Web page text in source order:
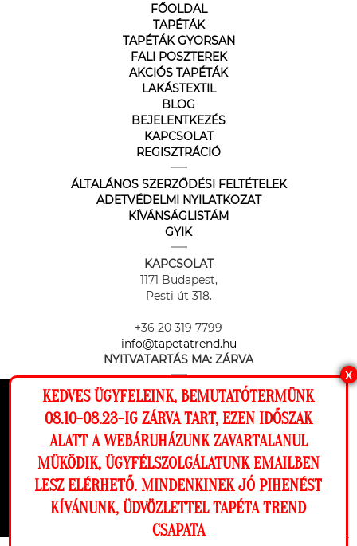
Ez a weboldal cookie-kat használ, hogy a
lehető legjobb élményt nyújtsa honlapunkon.
Beállítások
Elutasítom Engedélyezem
FŐOLDAL
TAPÉTÁK
TAPÉTÁK GYORSAN
FALI POSZTEREK
AKCIÓS TAPÉTÁK
LAKÁSTEXTIL
BLOG
BEJELENTKEZÉS
KAPCSOLAT
REGISZTRÁCIÓ
ÁLTALÁNOS SZERZŐDÉSI FELTÉTELEK
ADETVÉDELMI NYILATKOZAT
KÍVÁNSÁGLISTÁM
GYIK
KAPCSOLAT
1171 Budapest,
Pesti út 318.
+36 20 319 7799
info@tapetatrend.hu
NYITVATARTÁS MA: ZÁRVA
Az online fizetést a Barion Payment Zrt. biztosítja, MNB engedély
száma: H-EN-I-1064/2013
Copyright © 2026 Tapéta Trend. Minden jog fenntartva. Tapéta trend Bt.
X
KEDVES ÜGYFELEINK, BEMUTATÓTERMÜNK
08.10-08.23-IG ZÁRVA TART, EZEN IDŐSZAK
ALATT A WEBÁRUHÁZUNK ZAVARTALANUL
MÜKÖDIK, ÜGYFÉLSZOLGÁLATUNK EMAILBEN
LESZ ELÉRHETŐ. MINDENKINEK JÓ PIHENÉST
KÍVÁNUNK, ÜDVÖZLETTEL TAPÉTA TREND
CSAPATAMegnézem a falamon